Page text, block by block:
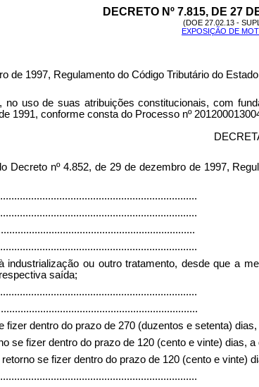
DECRETO Nº 7.815, DE 27
(DOE 27.02.13 -
EXPOSIÇÃO DE
de 1997, Regulamento do Código Tributário do
uso de suas atribuições constitucionais, com
1991, conforme consta do Processo nº
Decreto nº 4.852, de 29 de dezembro de 1997,
industrialização ou outro tratamento, desde que a
saída;
fizer dentro do prazo de 270 (duzentos e setenta)
se fizer dentro do prazo de 120 (cento e vinte) dias,
se fizer dentro do prazo de 120 (cento e vinte)